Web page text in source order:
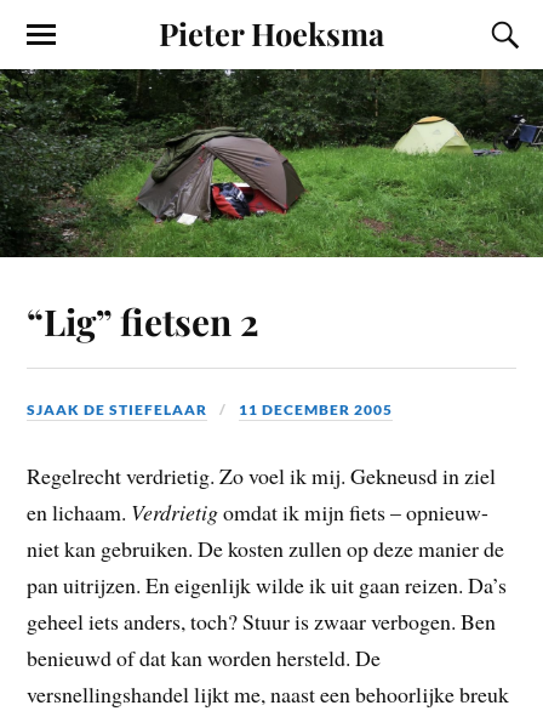
Pieter Hoeksma
“Lig” fietsen 2
SJAAK DE STIEFELAAR 11 DECEMBER 2005
Regelrecht verdrietig. Zo voel ik mij. Gekneusd in ziel
en lichaam. Verdrietigomdat ik mijn fiets – opnieuw-
niet kan gebruiken. De kosten zullen op deze manier de
pan uitrijzen. En eigenlijk wilde ik uit gaan reizen. Da’s
geheel iets anders, toch? Stuur is zwaar verbogen. Ben
benieuwd of dat kan worden hersteld. De
versnellingshandel lijkt me, naast een behoorlijke breuk